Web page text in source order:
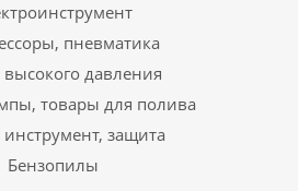
пневматика
давления
товары для полива
защита
Бензопилы